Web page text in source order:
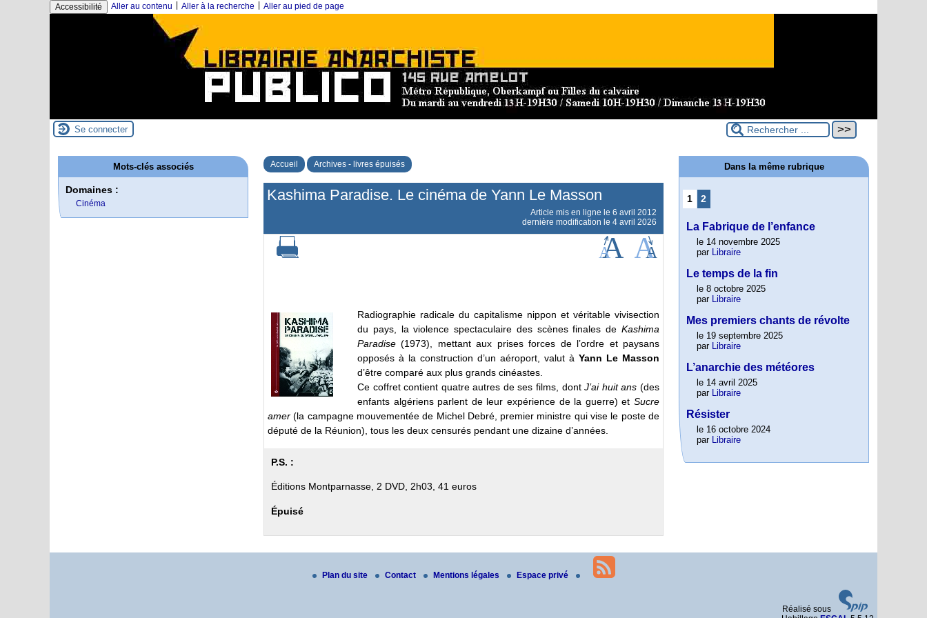
Accessibilité Aller au contenu Aller à la recherche Aller au pied de page
Se connecter
Accueil Archives - livres épuisés
Kashima Paradise. Le cinéma de Yann Le Masson
Article mis en ligne le 6 avril 2012
dernière modification le 4 avril 2026
Radiographie radicale du capitalisme nippon et véritable vivisection
du pays, la violence spectaculaire des scènes finales de Kashima
Paradise (1973), mettant aux prises forces de l’ordre et paysans
opposés à la construction d’un aéroport, valut à Yann Le Masson
d’être comparé aux plus grands cinéastes.
Ce coffret contient quatre autres de ses films, dontJ’ai huit ans (des
enfants algériens parlent de leur expérience de la guerre) et Sucre
amer (la campagne mouvementée de Michel Debré, premier ministre qui vise le poste de
député de la Réunion), tous les deux censurés pendant une dizaine d’années.
P.S. :
Éditions Montparnasse, 2 DVD, 2h03, 41 euros
Épuisé
Mots-clés associés
Domaines :
Cinéma
Dans la même rubrique
1 2
La Fabrique de l’enfance
le 14 novembre 2025
par Libraire
Le temps de la fin
le 8 octobre 2025
par Libraire
Mes premiers chants de révolte
le 19 septembre 2025
par Libraire
L’anarchie des météores
le 14 avril 2025
par Libraire
Résister
le 16 octobre 2024
par Libraire
Plan du site Contact Mentions légales Espace privé
Réalisé sous